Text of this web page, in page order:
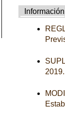
Información